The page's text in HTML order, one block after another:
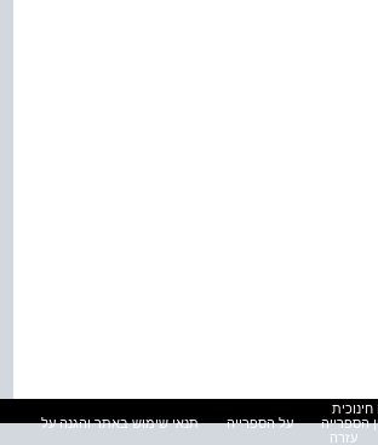
הספרייה על הספרייה
תנאי שימוש באתר והגנה על
עזרה